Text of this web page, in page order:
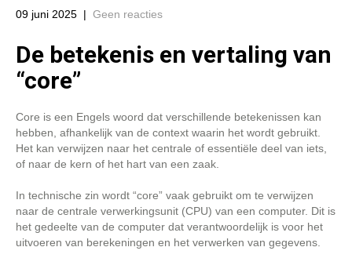
09 juni 2025 | Geen reacties
De betekenis en vertaling van
“core”
Core is een Engels woord dat verschillende betekenissen kan
hebben, afhankelijk van de context waarin het wordt gebruikt.
Het kan verwijzen naar het centrale of essentiële deel van iets,
of naar de kern of het hart van een zaak.
In technische zin wordt “core” vaak gebruikt om te verwijzen
naar de centrale verwerkingsunit (CPU) van een computer. Dit is
het gedeelte van de computer dat verantwoordelijk is voor het
uitvoeren van berekeningen en het verwerken van gegevens.